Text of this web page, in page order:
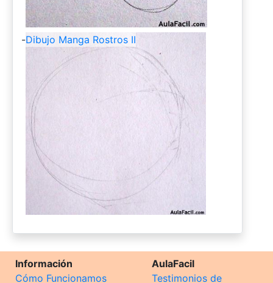
-Dibujo Manga Rostros II
Información
Cómo Funcionamos
AulaFacil
Testimonios de